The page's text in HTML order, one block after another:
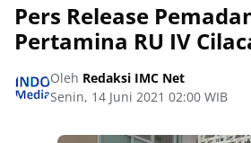
Pers Release
Pertamina RU IV
Oleh Redaksi IMC Net
Senin, 14 Juni 2021 02:00 WIB